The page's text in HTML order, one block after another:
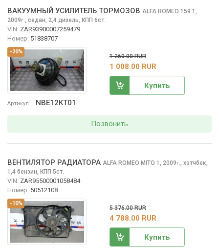
-20%
Артикул NBE12KT01
ВАКУУМНЫЙ УСИЛИТЕЛЬ ТОРМОЗОВ ALFA ROMEO 159 1,
2009г., седан, 2,4 дизель, КПП 6ст.
VIN: ZAR93900007259479
Номер: 51838707
1 260.00 RUR
1 008.00 RUR
Купить
Позвонить
-10%
ВЕНТИЛЯТОР РАДИАТОРА ALFA ROMEO MITO 1, 2009г., хэтчбек,
1,4 бензин, КПП 5ст.
VIN: ZAR95500001058484
Номер: 50512108
5 376.00 RUR
4 788.00 RUR
Купить